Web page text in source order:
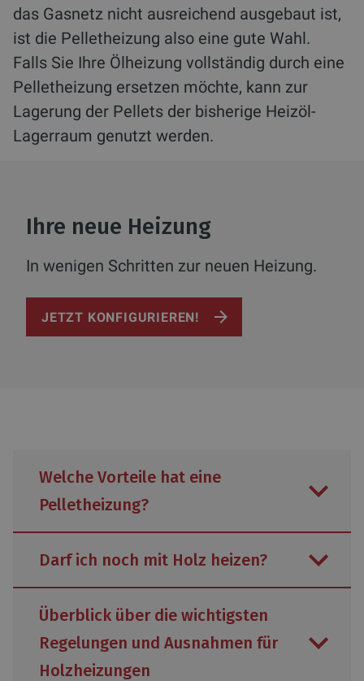
das Gasnetz nicht ausreichend ausgebaut ist,
ist die Pelletheizung also eine gute Wahl.
Falls Sie Ihre Ölheizung vollständig durch eine
Pelletheizung ersetzen möchte, kann zur
Lagerung der Pellets der bisherige Heizöl-
Lagerraum genutzt werden.
Ihre neue Heizung
In wenigen Schritten zur neuen Heizung.
JETZT KONFIGURIEREN!
Welche Vorteile hat eine
Pelletheizung?
Umweltfreundlich:
Pelletheizungen gelten als
umweltfreundliche Heizoption, da
Darf ich noch mit Holz heizen?
Alle Holzheizungen, die den
Überblick über die wichtigsten
Regelungen und Ausnahmen für
Holzheizungen